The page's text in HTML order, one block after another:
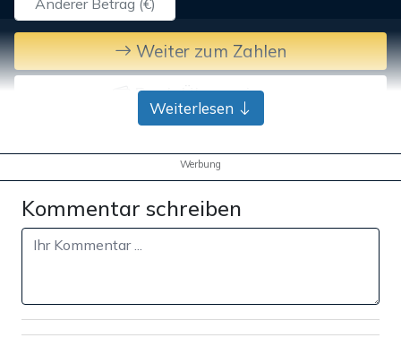
Weiter zum Zahlen
Bank-Überweisung
Weiterlesen
Werbung
Kommentar schreiben